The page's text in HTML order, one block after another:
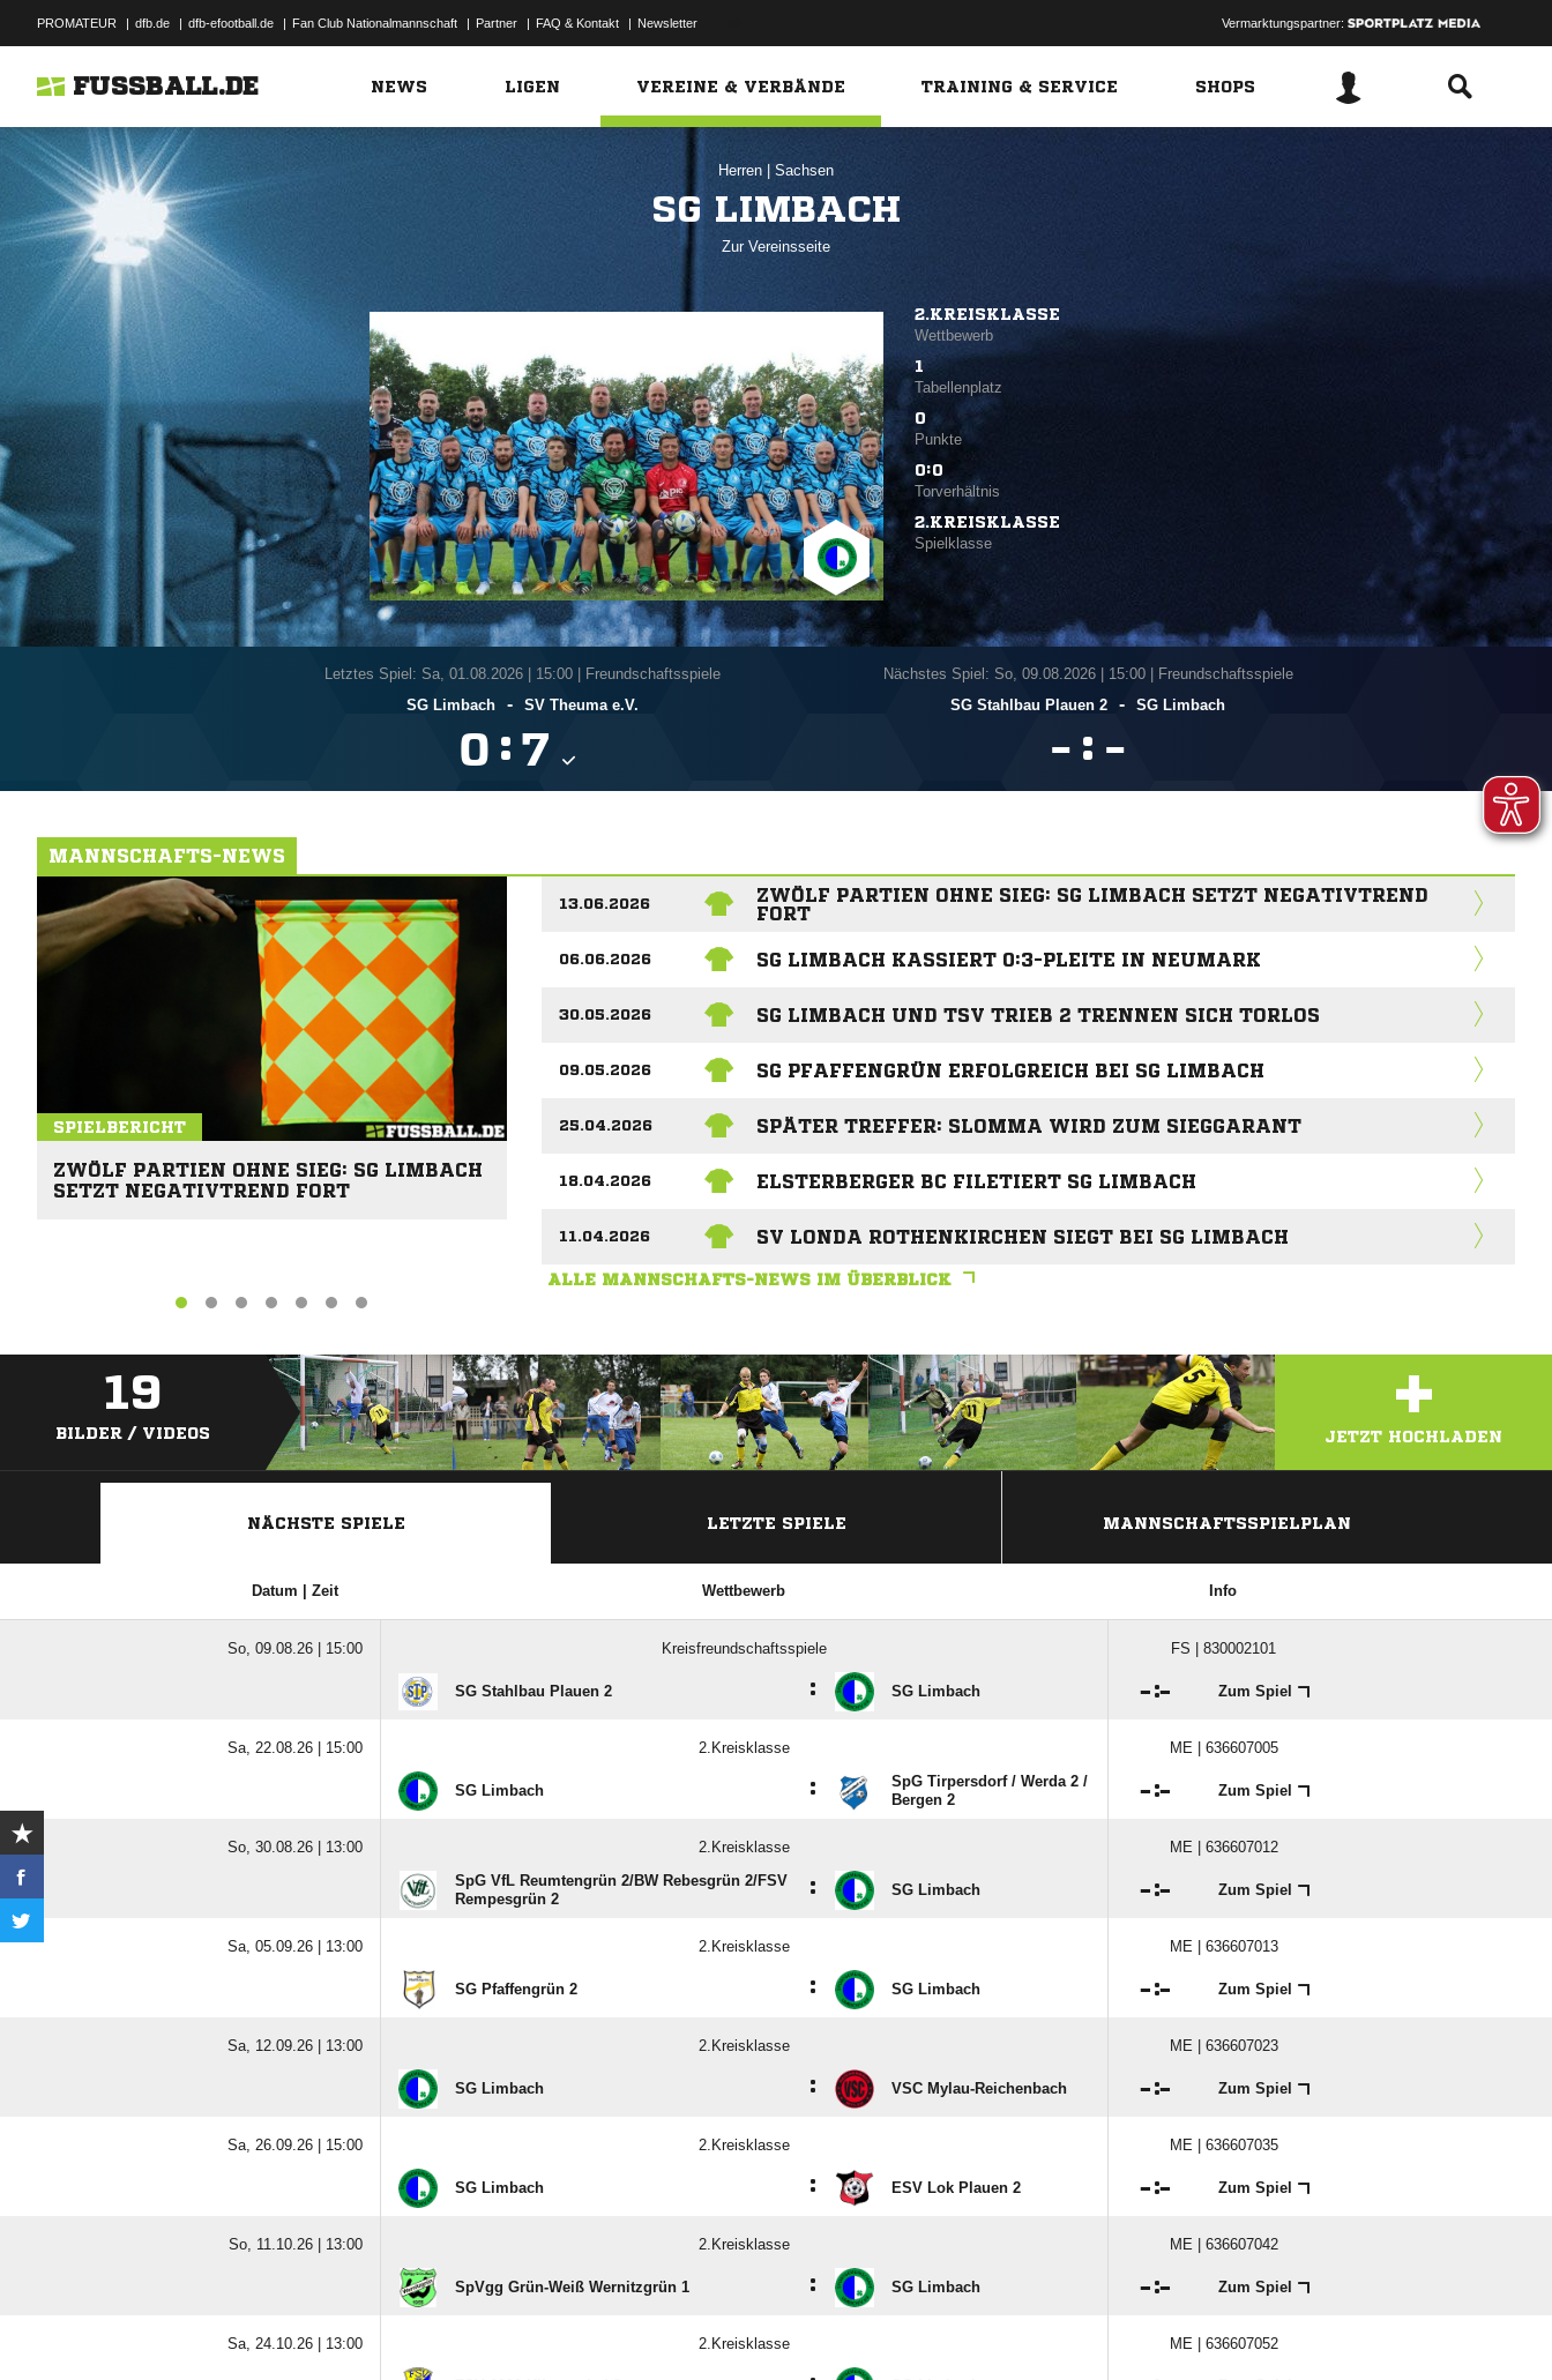
PROMATEUR | dfb.de | dfb-efootball.de | Fan Club Nationalmannschaft | Partner | FAQ & Kontakt | Newsletter Vermarktungspartner:
FUSSBALL.DE NEWS LIGEN VEREINE & VERBÄNDE TRAINING & SERVICE SHOPS
Herren Sachsen
SG LIMBACH
Zur Vereinsseite
2.KREISKLASSE
Wettbewerb
1
Tabellenplatz
0
Punkte
0:0
Torverhältnis
2.KREISKLASSE
Spielklasse
Letztes Spiel: Sa, 01.08.2026| 15:00 | Freundschaftsspiele
SG Limbach
- SV Theuma e.V.
 : 
Nächstes Spiel: So, 09.08.2026| 15:00 | Freundschaftsspiele
SG Stahlbau Plauen 2
- SG Limbach
 : 
MANNSCHAFTS-NEWS
SPIELBERICHT
ZWÖLF PARTIEN OHNE SIEG: SG LIMBACH
SETZT NEGATIVTREND FORT
13.06.2026
ZWÖLF PARTIEN OHNE SIEG: SG LIMBACH SETZT NEGATIVTREND
FORT
06.06.2026 SG LIMBACH KASSIERT 0:3-PLEITE IN NEUMARK
30.05.2026 SG LIMBACH UND TSV TRIEB 2 TRENNEN SICH TORLOS
09.05.2026 SG PFAFFENGRÜN ERFOLGREICH BEI SG LIMBACH
25.04.2026 SPÄTER TREFFER: SLOMMA WIRD ZUM SIEGGARANT
18.04.2026 ELSTERBERGER BC FILETIERT SG LIMBACH
11.04.2026 SV LONDA ROTHENKIRCHEN SIEGT BEI SG LIMBACH
ALLE MANNSCHAFTS-NEWS IM ÜBERBLICK
19
BILDER / VIDEOS +
JETZT HOCHLADEN
NÄCHSTE SPIELE LETZTE SPIELE MANNSCHAFTSSPIELPLAN
Datum | Zeit Wettbewerb Info
So, 09.08.26 | 15:00 Kreisfreundschaftsspiele FS | 830002101
SG Stahlbau Plauen 2 : SG Limbach : Zum Spiel
Sa, 22.08.26 | 15:00 2.Kreisklasse ME | 636607005
SG Limbach :
SpG Tirpersdorf /​ Werda 2 /​
Bergen 2
: Zum Spiel
So, 30.08.26 | 13:00 2.Kreisklasse
ME | 636607012
SpG VfL Reumtengrün 2/​BW Rebesgrün 2/​FSV
Rempesgrün 2
: SG Limbach : Zum Spiel
Sa, 05.09.26 | 13:00 2.Kreisklasse ME | 636607013
SG Pfaffengrün 2 : SG Limbach : Zum Spiel
Sa, 12.09.26 | 13:00 2.Kreisklasse ME | 636607023
SG Limbach : VSC Mylau-Reichenbach : Zum Spiel
Sa, 26.09.26 | 15:00 2.Kreisklasse ME | 636607035
SG Limbach : ESV Lok Plauen 2 : Zum Spiel
So, 11.10.26 | 13:00 2.Kreisklasse ME | 636607042
SpVgg Grün-Weiß Wernitzgrün 1 : SG Limbach : Zum Spiel
Sa, 24.10.26 | 13:00 2.Kreisklasse ME | 636607052